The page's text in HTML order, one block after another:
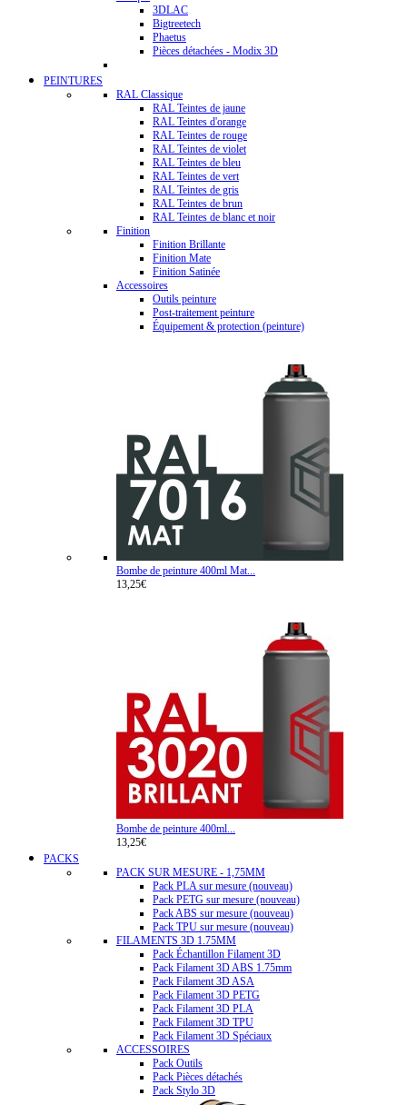
3DLAC
Bigtreetech
Phaetus
Pièces détachées - Modix 3D
PEINTURES
RAL Classique
RAL Teintes de jaune
RAL Teintes d'orange
RAL Teintes de rouge
RAL Teintes de violet
RAL Teintes de bleu
RAL Teintes de vert
RAL Teintes de gris
RAL Teintes de brun
RAL Teintes de blanc et noir
Finition
Finition Brillante
Finition Mate
Finition Satinée
Accessoires
Outils peinture
Post-traitement peinture
Équipement & protection (peinture)
Bombe de peinture 400ml Mat...
13,25€
Bombe de peinture 400ml...
13,25€
PACKS
PACK SUR MESURE - 1,75MM
Pack PLA sur mesure (nouveau)
Pack PETG sur mesure (nouveau)
Pack ABS sur mesure (nouveau)
Pack TPU sur mesure (nouveau)
FILAMENTS 3D 1.75MM
Pack Échantillon Filament 3D
Pack Filament 3D ABS 1.75mm
Pack Filament 3D ASA
Pack Filament 3D PETG
Pack Filament 3D PLA
Pack Filament 3D TPU
Pack Filament 3D Spéciaux
ACCESSOIRES
Pack Outils
Pack Pièces détachés
Pack Stylo 3D